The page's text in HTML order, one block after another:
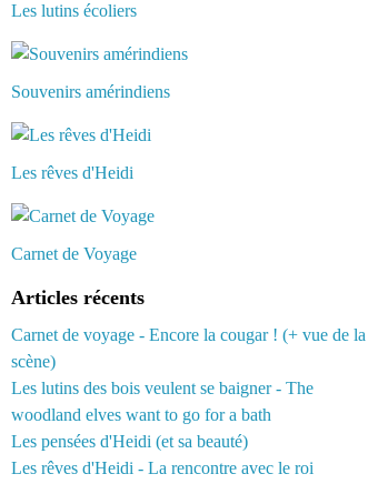
Les lutins écoliers
Souvenirs amérindiens
Les rêves d'Heidi
Carnet de Voyage
Articles récents
Carnet de voyage - Encore la cougar ! (+ vue de la
scène)
Les lutins des bois veulent se baigner - The
woodland elves want to go for a bath
Les pensées d'Heidi (et sa beauté)
Les rêves d'Heidi - La rencontre avec le roi